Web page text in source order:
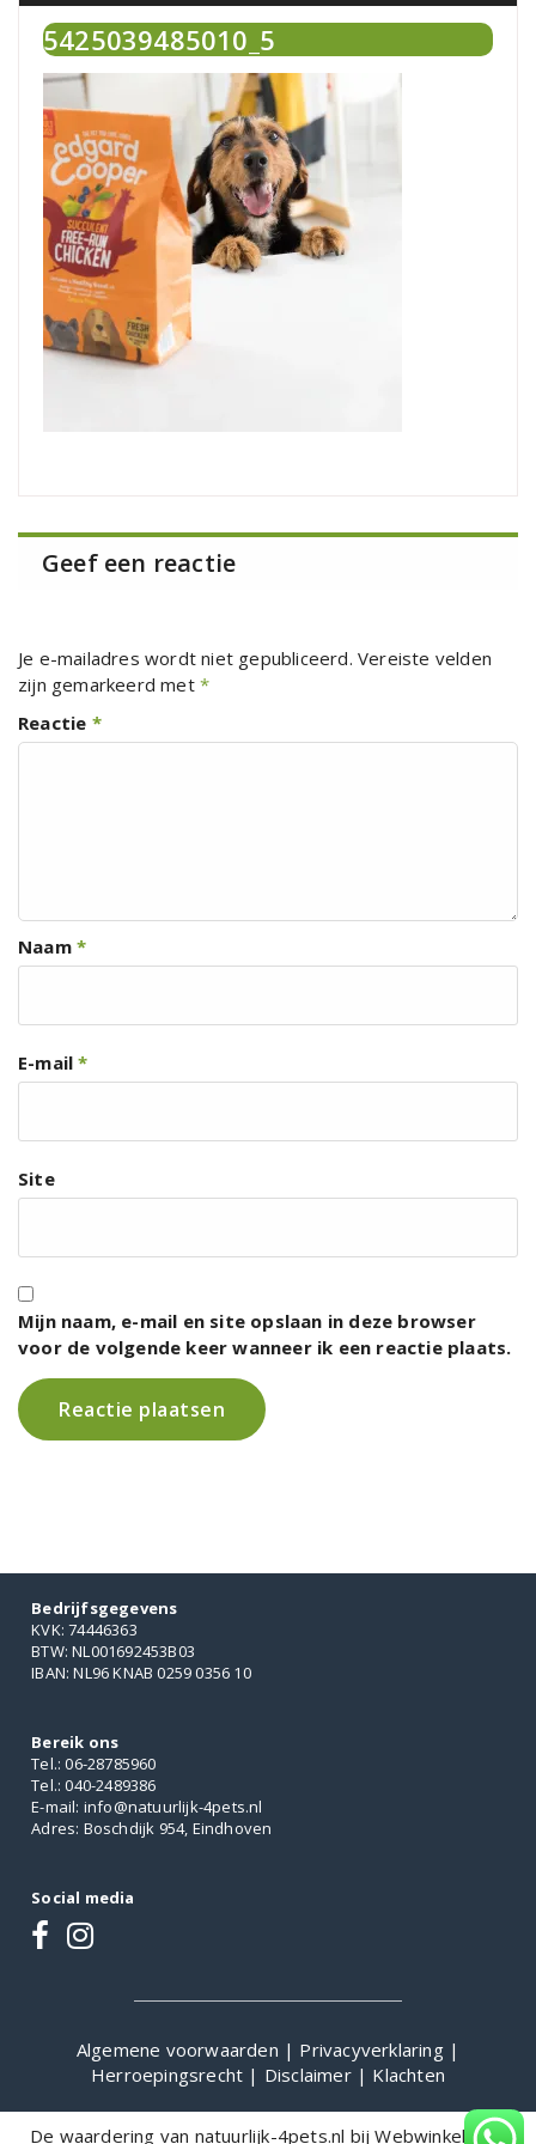
5425039485010_5
Geef een reactie
Je e-mailadres wordt niet gepubliceerd. Vereiste velden
zijn gemarkeerd met *
Reactie *
Naam *
E-mail*
Site
Mijn naam, e-mail en site opslaan in deze browser
voor de volgende keer wanneer ik een reactie plaats.
Bedrijfsgegevens
KVK: 74446363
BTW: NL001692453B03
IBAN: NL96 KNAB 0259 0356 10
Bereik ons
Tel.: 06-28785960
Tel.: 040-2489386
E-mail: info@natuurlijk-4pets.nl
Adres: Boschdijk 954, Eindhoven
Social media
Algemene voorwaarden | Privacyverklaring |
Herroepingsrecht | Disclaimer | Klachten
De waardering van natuurlijk-4pets.nl bijWebwinkelKeur